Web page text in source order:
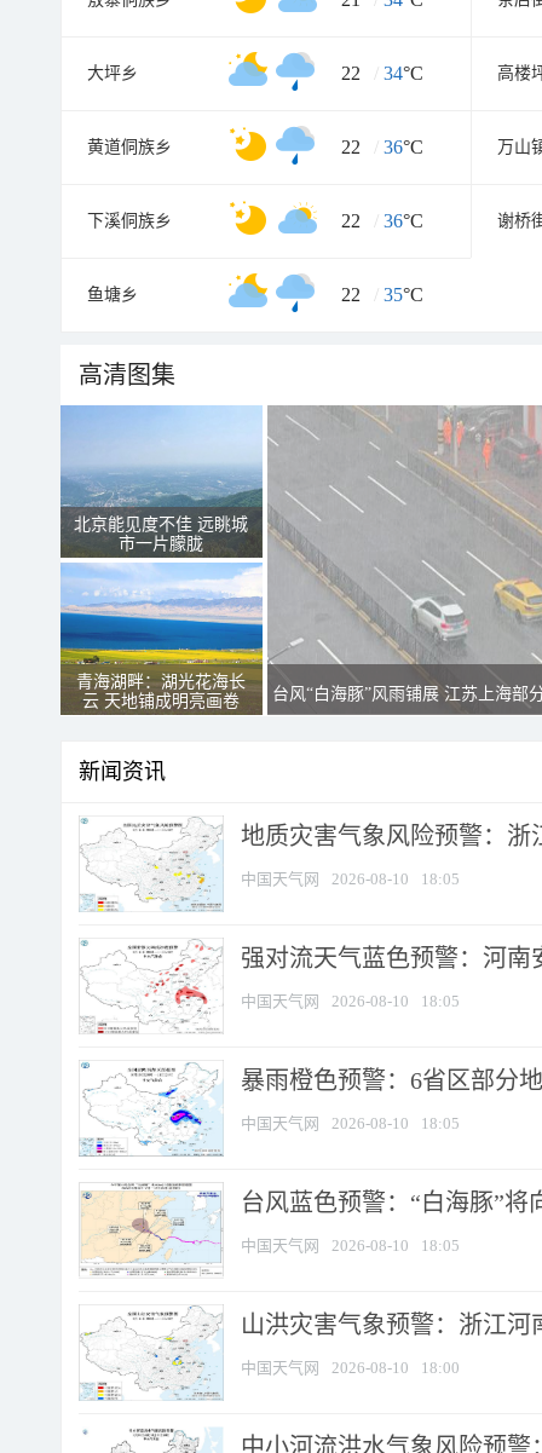
大坪乡 22 / 34°C 高楼
黄道侗族乡 22 / 36°C 万山
下溪侗族乡 22 / 36°C 谢桥
鱼塘乡 22 / 35°C
高清图集
北京能见度不佳 远眺城
市一片朦胧
青海湖畔：湖光花海长
云 天地铺成明亮画卷
台风“白海豚”风雨铺展 江苏上海部
新闻资讯
地质灾害气象风险预警：浙
中国天气网 2026-08-10 18:05
强对流天气蓝色预警：河南
中国天气网 2026-08-10 18:05
暴雨橙色预警：6省区部分
中国天气网 2026-08-10 18:05
台风蓝色预警：“白海豚”
中国天气网 2026-08-10 18:05
山洪灾害气象预警：浙江
中国天气网 2026-08-10 18:00
中小河流洪水气象风险预